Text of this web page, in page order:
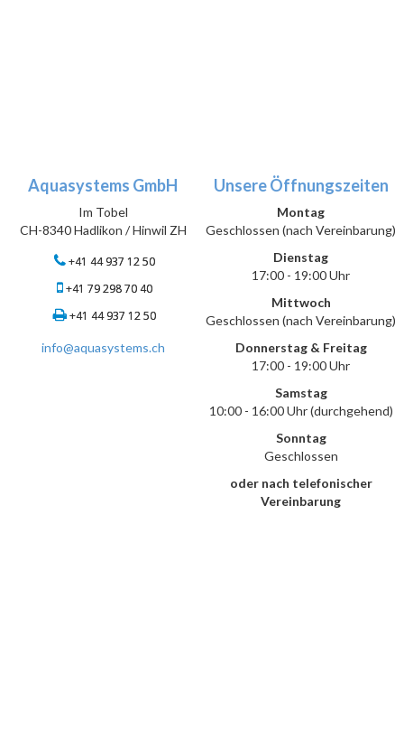
Aquasystems GmbH
Im Tobel
CH-8340 Hadlikon / Hinwil ZH
+41 44 937 12 50
+41 79 298 70 40
+41 44 937 12 50
info@aquasystems.ch
Unsere Öffnungszeiten
Montag
Geschlossen (nach Vereinbarung)
Dienstag
17:00 - 19:00 Uhr
Mittwoch
Geschlossen (nach Vereinbarung)
Donnerstag & Freitag
17:00 - 19:00 Uhr
Samstag
10:00 - 16:00 Uhr (durchgehend)
Sonntag
Geschlossen
oder nach telefonischer
Vereinbarung